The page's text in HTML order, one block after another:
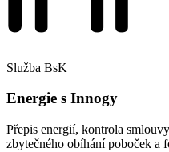
Služba BsK
Energie s Innogy
Přepis energií, kontrola
zbytečného obíhání poboček a